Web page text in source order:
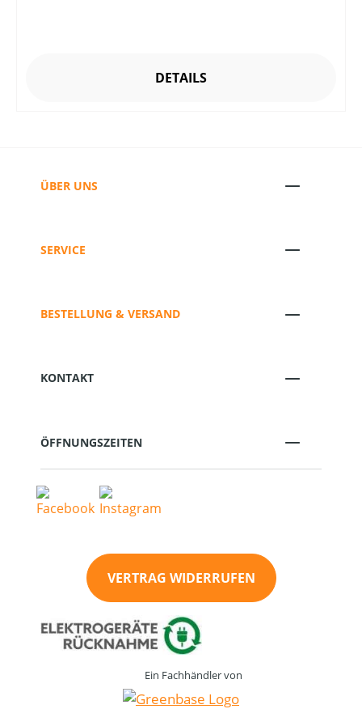
DETAILS
ÜBER UNS
SERVICE
BESTELLUNG & VERSAND
KONTAKT
ÖFFNUNGSZEITEN
VERTRAG WIDERRUFEN
Ein Fachhändler von